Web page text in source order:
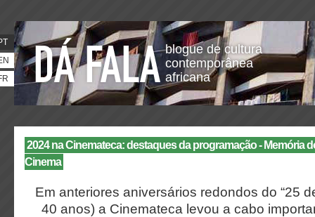
blogue de cultura
contemporânea
africana
2024 na Cinemateca: destaques da programação - Memória
Cinema
Em anteriores aniversários redondos do “25
40 anos) a Cinemateca levou a cabo